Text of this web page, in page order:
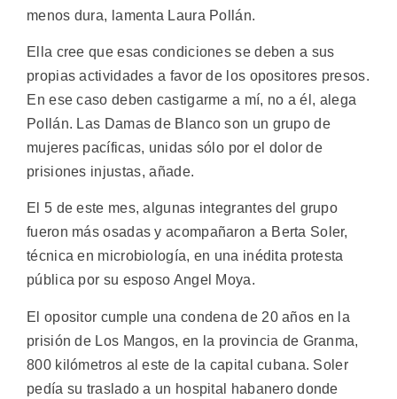
menos dura, lamenta Laura Pollán.
Ella cree que esas condiciones se deben a sus
propias actividades a favor de los opositores presos.
En ese caso deben castigarme a mí, no a él, alega
Pollán. Las Damas de Blanco son un grupo de
mujeres pacíficas, unidas sólo por el dolor de
prisiones injustas, añade.
El 5 de este mes, algunas integrantes del grupo
fueron más osadas y acompañaron a Berta Soler,
técnica en microbiología, en una inédita protesta
pública por su esposo Angel Moya.
El opositor cumple una condena de 20 años en la
prisión de Los Mangos, en la provincia de Granma,
800 kilómetros al este de la capital cubana. Soler
pedía su traslado a un hospital habanero donde